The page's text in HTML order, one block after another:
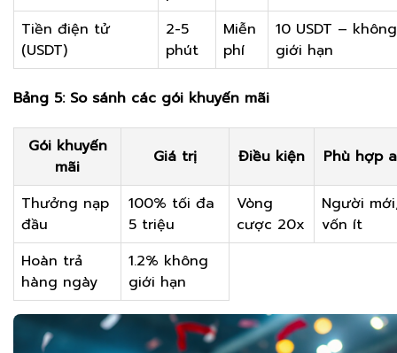
Tiền điện tử
(USDT)
2-5
phút
Miễn
phí
10 USDT – không
giới hạn
Bảng 5: So sánh các gói khuyến mãi
Gói khuyến
mãi
Giá trị Điều kiện Phù hợp
Thưởng nạp
đầu
100% tối đa
5 triệu
Vòng
cược 20x
Người
vốn ít
Hoàn trả
hàng ngày
1.2% không
giới hạn